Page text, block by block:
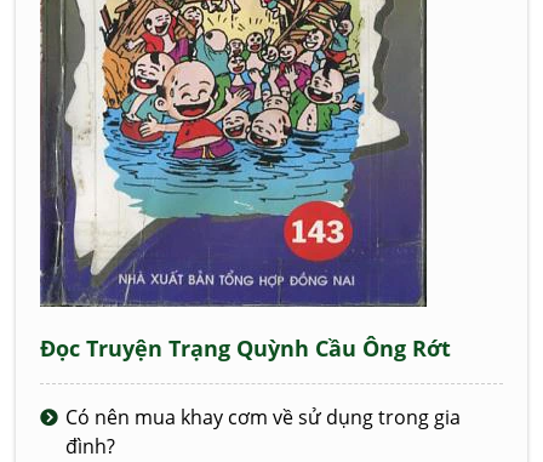
Đọc Truyện Trạng Quỳnh Cầu Ông Rớt
Có nên mua khay cơm về sử dụng trong gia
đình?